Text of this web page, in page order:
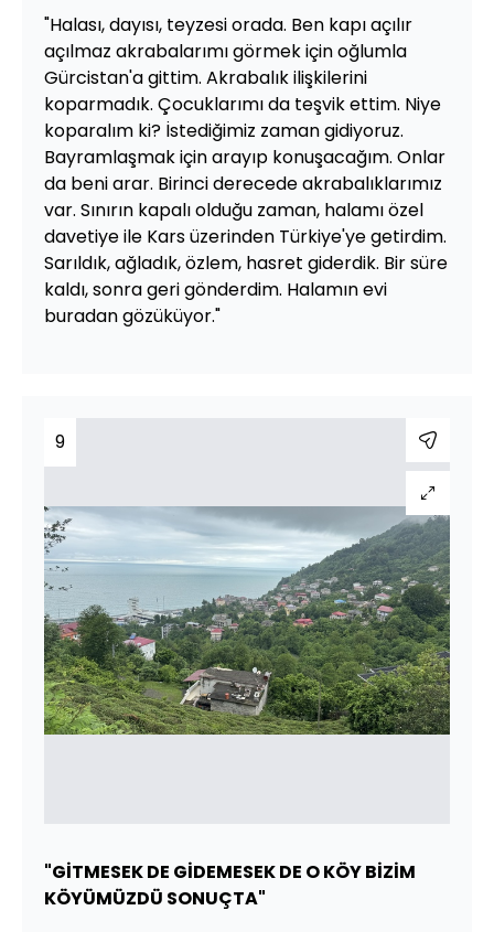
"Halası, dayısı, teyzesi orada. Ben kapı açılır
açılmaz akrabalarımı görmek için oğlumla
Gürcistan'a gittim. Akrabalık ilişkilerini
koparmadık. Çocuklarımı da teşvik ettim. Niye
koparalım ki? İstediğimiz zaman gidiyoruz.
Bayramlaşmak için arayıp konuşacağım. Onlar
da beni arar. Birinci derecede akrabalıklarımız
var. Sınırın kapalı olduğu zaman, halamı özel
davetiye ile Kars üzerinden Türkiye'ye getirdim.
Sarıldık, ağladık, özlem, hasret giderdik. Bir süre
kaldı, sonra geri gönderdim. Halamın evi
buradan gözüküyor."
9
"GİTMESEK DE GİDEMESEK DE O KÖY BİZİM
KÖYÜMÜZDÜ SONUÇTA"